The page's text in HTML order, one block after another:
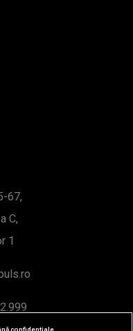
67,
C,
1
confidențiale